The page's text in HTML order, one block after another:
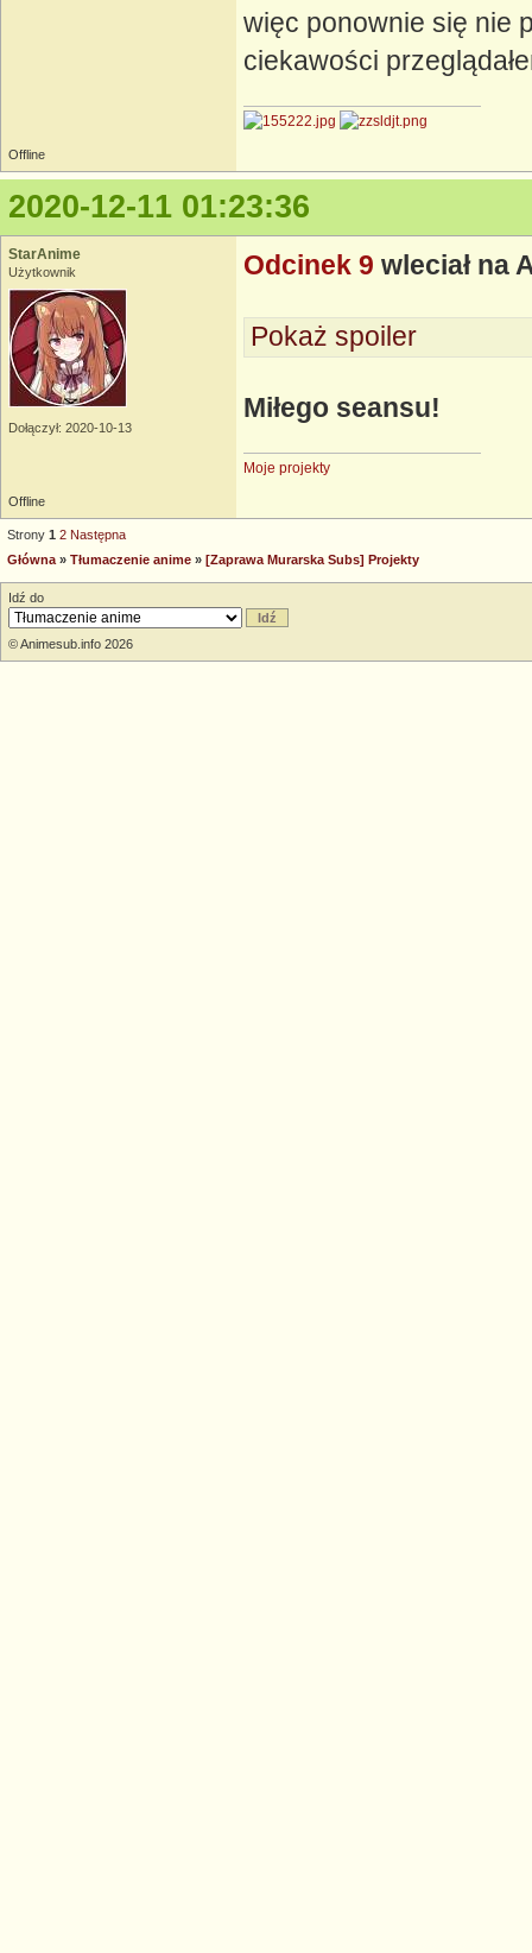
więc ponownie się nie
ciekawości
Offline
2020-12-11 01:23:36
StarAnime
Użytkownik
Dołączył: 2020-10-13
Odcinek 9 wleciał na
Pokaż spoiler
Miłego seansu!
Moje projekty
Offline
Strony 1 2 Następna
Główna » Tłumaczenie anime » [Zaprawa Murarska Subs] Projekty
Idź do
© Animesub.info 2026